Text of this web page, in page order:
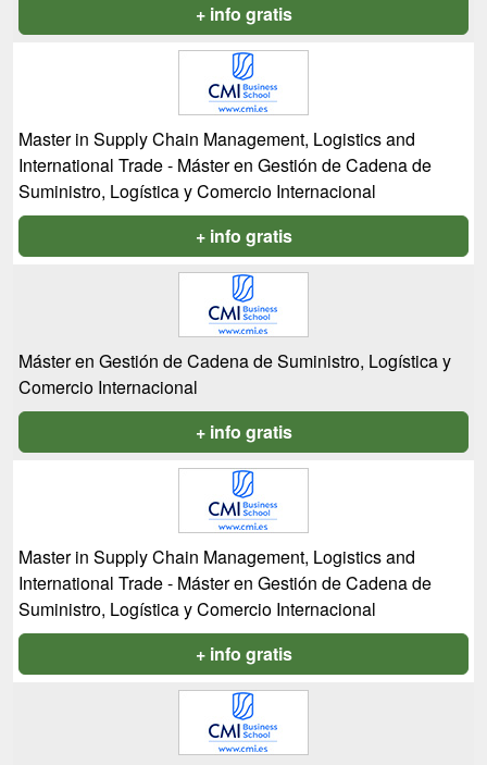
+ info gratis
Master in Supply Chain Management, Logistics and
International Trade - Máster en Gestión de Cadena de
Suministro, Logística y Comercio Internacional
+ info gratis
Máster en Gestión de Cadena de Suministro, Logística y
Comercio Internacional
+ info gratis
Master in Supply Chain Management, Logistics and
International Trade - Máster en Gestión de Cadena de
Suministro, Logística y Comercio Internacional
+ info gratis